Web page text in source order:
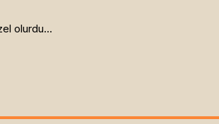
olurdu...